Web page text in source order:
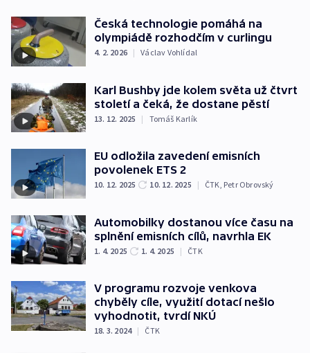
Česká technologie pomáhá na
olympiádě rozhodčím v curlingu
4. 2. 2026 | Václav Vohlídal
Karl Bushby jde kolem světa už čtvrt
století a čeká, že dostane pěstí
13. 12. 2025 | Tomáš Karlík
EU odložila zavedení emisních
povolenek ETS 2
10. 12. 2025 10. 12. 2025 | ČTK, Petr Obrovský
Automobilky dostanou více času na
splnění emisních cílů, navrhla EK
1. 4. 2025 1. 4. 2025 | ČTK
V programu rozvoje venkova
chyběly cíle, využití dotací nešlo
vyhodnotit, tvrdí NKÚ
18. 3. 2024 | ČTK